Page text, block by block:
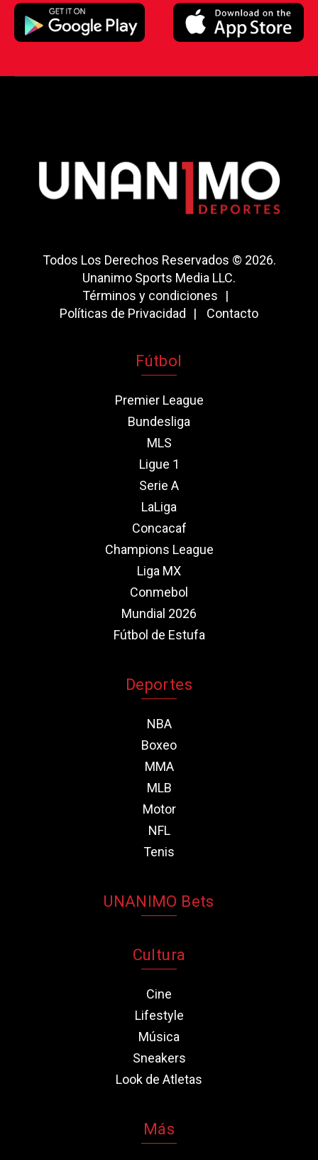
Todos Los Derechos Reservados © 2026.
Unanimo Sports Media LLC.
Términos y condiciones
Políticas de Privacidad
Contacto
Fútbol
Premier League
Bundesliga
MLS
Ligue 1
Serie A
LaLiga
Concacaf
Champions League
Liga MX
Conmebol
Mundial 2026
Fútbol de Estufa
Deportes
NBA
Boxeo
MMA
MLB
Motor
NFL
Tenis
UNANIMO Bets
Cultura
Cine
Lifestyle
Música
Sneakers
Look de Atletas
Más